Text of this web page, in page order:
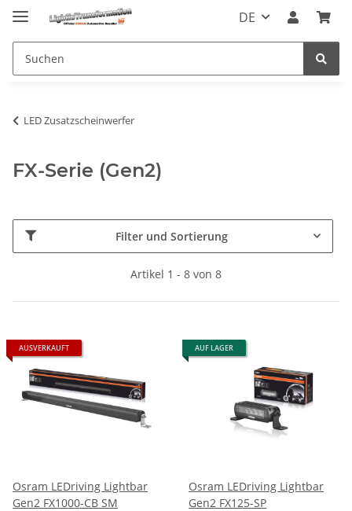
DE
LED Zusatzscheinwerfer
FX-Serie (Gen2)
Filter und Sortierung
Artikel 1 - 8 von 8
AUSVERKAUFT
Osram LEDriving Lightbar
Gen2 FX1000-CB SM
AUF LAGER
Osram LEDriving Lightbar
Gen2 FX125-SP